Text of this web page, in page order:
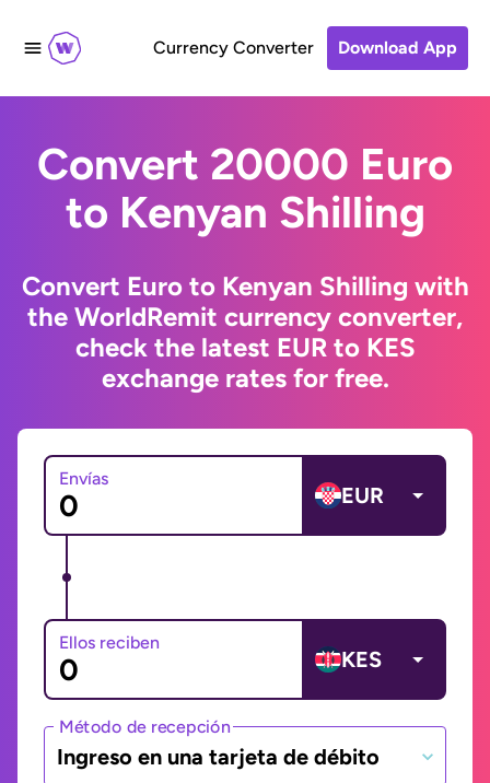
Currency Converter Download App
Convert 20000 Euro
to Kenyan Shilling
Convert Euro to Kenyan Shilling with
the WorldRemit currency converter,
check the latest EUR to KES
exchange rates for free.
Envías
EUR
Ellos reciben
KES
Método de recepción
Ingreso en una tarjeta de débito